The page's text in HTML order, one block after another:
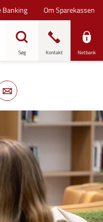
Banking Om Sparekassen
Søg Kontakt Netbank